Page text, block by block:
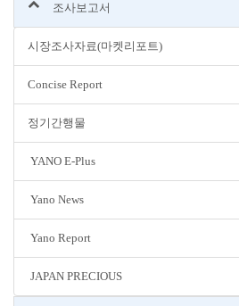
조사보고서
시장조사자료(마켓리포트)
Concise Report
정기간행물
YANO E-Plus
Yano News
Yano Report
JAPAN PRECIOUS